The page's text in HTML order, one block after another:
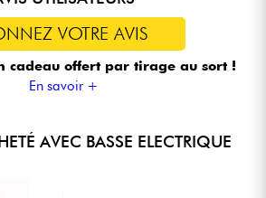
VOTRE AVIS
cadeau offert par tirage au sort !
En savoir +
AVEC BASSE ELECTRIQUE